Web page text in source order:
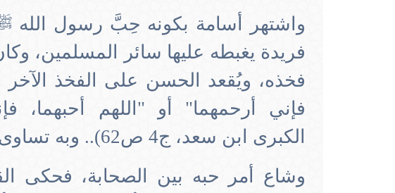
واشتهر أسامة بكونه حِبَّ رسول الله
فريدة يغبطه عليها سائر المسلمين،
فخذه، ويُقعد الحسن على الفخذ الآخر
فإني أرحمهما" أو "اللهم أحبهما،
الكبرى ابن سعد، ج4 ص62).. وبه تساوى في الحب مع الحسن.
وشاع أمر حبه بين الصحابة، فحكى